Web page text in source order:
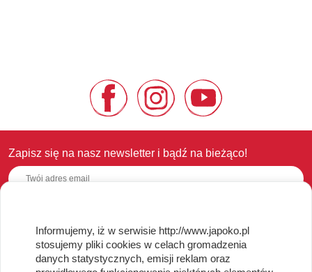
Zapisz się na nasz newsletter i bądź na bieżąco!
OBSŁUGA KLIENTA
Regulamin i Polityka Cookies
Informujemy, iż w serwisie http://www.japoko.pl
stosujemy pliki cookies w celach gromadzenia
danych statystycznych, emisji reklam oraz